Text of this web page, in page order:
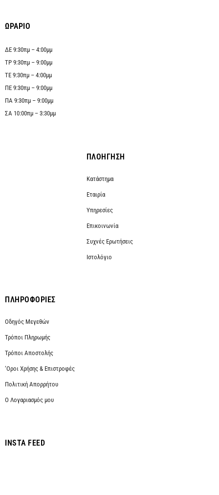
ΩΡΑΡΙΟ
ΔΕ 9:30πμ – 4:00μμ
ΤΡ 9:30πμ – 9:00μμ
ΤΕ 9:30πμ – 4:00μμ
ΠΕ 9:30πμ – 9:00μμ
ΠΑ 9:30πμ – 9:00μμ
ΣΑ 10:00πμ – 3:30μμ
ΠΛΟΗΓΗΣΗ
Κατάστημα
Εταιρία
Υπηρεσίες
Επικοινωνία
Συχνές Ερωτήσεις
Ιστολόγιο
ΠΛΗΡΟΦΟΡΙΕΣ
Οδηγός Μεγεθών
Τρόποι Πληρωμής
Τρόποι Αποστολής
‘Οροι Χρήσης & Επιστροφές
Πολιτική Απορρήτου
Ο Λογαριασμός μου
INSTA FEED